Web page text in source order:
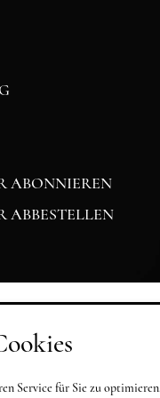
ABONNIEREN
ABBESTELLEN
Service für Sie zu